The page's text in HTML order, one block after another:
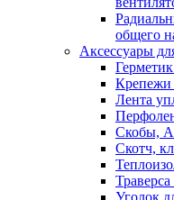
общего
Аксессуары
Крепежи
Лента
Скобы,
Скотч,
Уголок